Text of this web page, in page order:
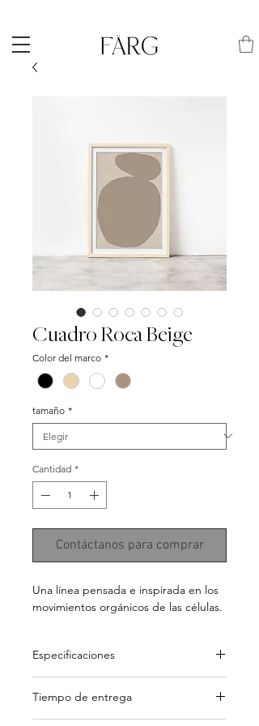
Cuadro Roca Beige
Color del marco *
tamaño *
Cantidad *
Contáctanos para comprar
Una línea pensada e inspirada en los
movimientos orgánicos de las células.
Especificaciones
paspartú y lámina de papel pintada a
mano.
Tiempo de entrega